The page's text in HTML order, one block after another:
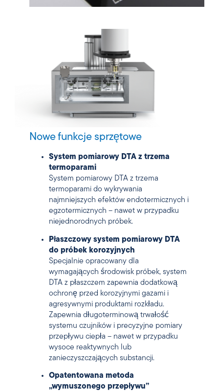
Nowe funkcje sprzętowe
System pomiarowy DTA z trzema
termoparami
System pomiarowy DTA z trzema
termoparami do wykrywania
najmniejszych efektów endotermicznych i
egzotermicznych – nawet w przypadku
niejednorodnych próbek.
Płaszczowy system pomiarowy DTA
do próbek korozyjnych
Specjalnie opracowany dla
wymagających środowisk próbek, system
DTA z płaszczem zapewnia dodatkową
ochronę przed korozyjnymi gazami i
agresywnymi produktami rozkładu.
Zapewnia długoterminową trwałość
systemu czujników i precyzyjne pomiary
przepływu ciepła – nawet w przypadku
wysoce reaktywnych lub
zanieczyszczających substancji.
Opatentowana metoda
„wymuszonego przepływu”